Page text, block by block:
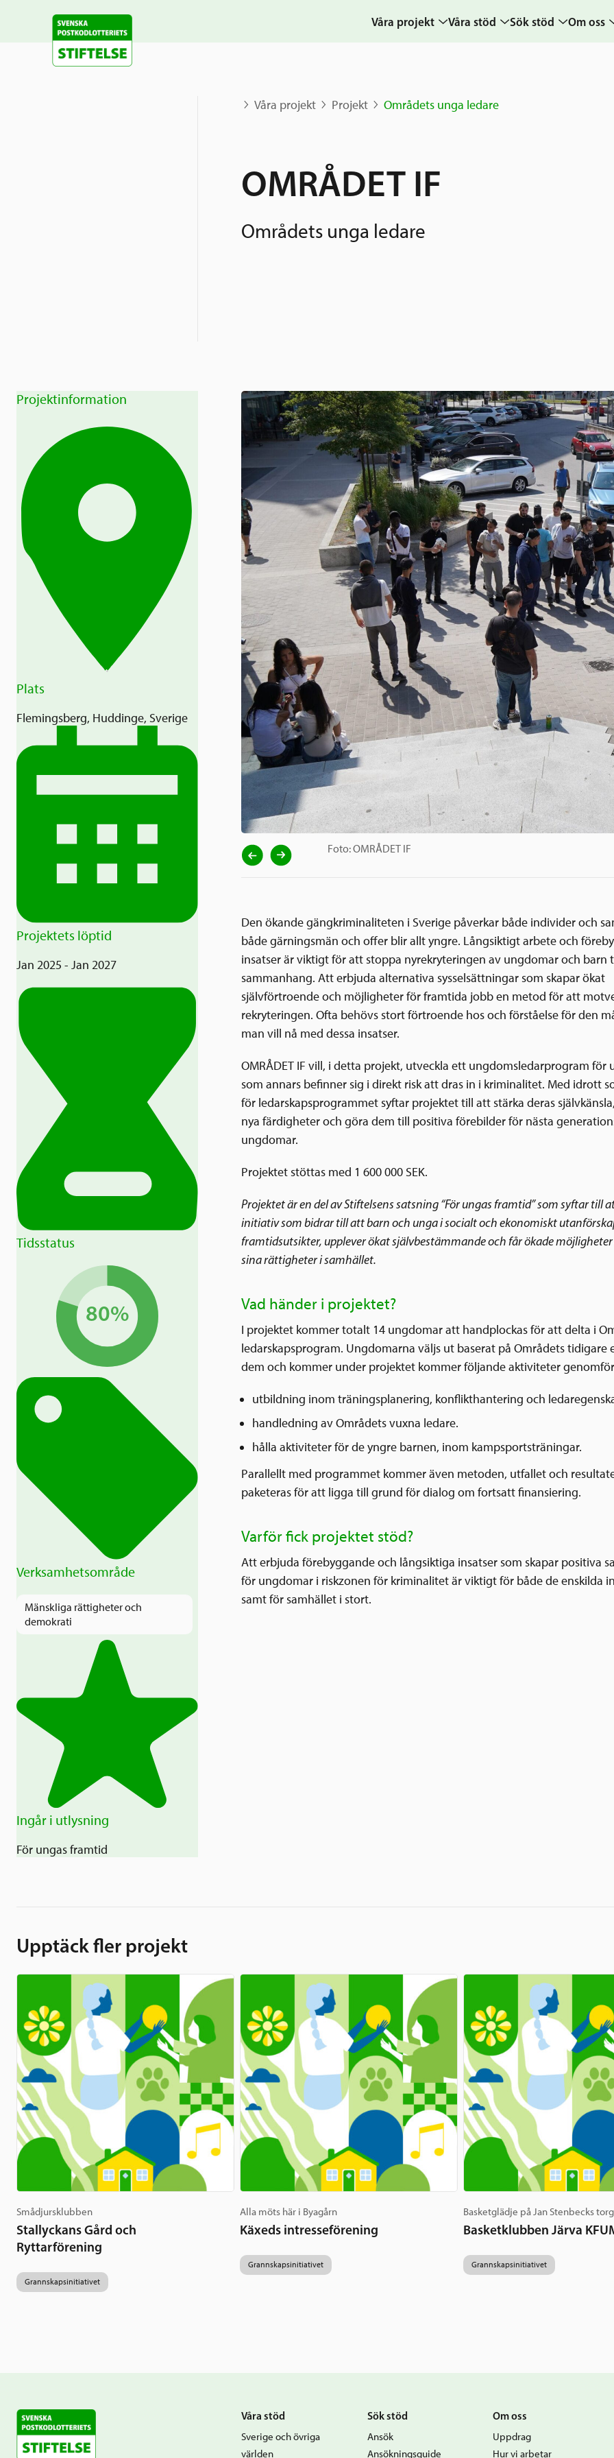
Våra projekt
Karta
Våra stöd
Grannskapsinitiativet
Sök stöd Om oss
Våra projekt Projekt Områdets unga ledare
OMRÅDET IF
Områdets unga ledare
Projektinformation
Plats
Flemingsberg, Huddinge, Sverige
Projektets löptid
Jan 2025 - Jan 2027
Tidsstatus
80%
Verksamhetsområde
Mänskliga rättigheter och
demokrati
Ingår i utlysning
För ungas framtid
Foto: OMRÅDET IF
Den ökande gängkriminaliteten i Sverige påverkar både individer och
både gärningsmän och offer blir allt yngre. Långsiktigt arbete och
insatser är viktigt för att stoppa nyrekryteringen av ungdomar och barn
sammanhang. Att erbjuda alternativa sysselsättningar som skapar ökat
självförtroende och möjligheter för framtida jobb en metod för att
rekryteringen. Ofta behövs stort förtroende hos och förståelse för den
man vill nå med dessa insatser.
OMRÅDET IF vill, i detta projekt, utveckla ett ungdomsledarprogram för
som annars befinner sig i direkt risk att dras in i kriminalitet. Med idrott
för ledarskapsprogrammet syftar projektet till att stärka deras
nya färdigheter och göra dem till positiva förebilder för nästa
ungdomar.
Projektet stöttas med 1 600 000 SEK.
Projektet är en del av Stiftelsens satsning “För ungas framtid” som syftar till
initiativ som bidrar till att barn och unga i socialt och ekonomiskt
framtidsutsikter, upplever ökat självbestämmande och får ökade
sina rättigheter i samhället.
Vad händer i projektet?
I projektet kommer totalt 14 ungdomar att handplockas för att delta i
ledarskapsprogram. Ungdomarna väljs ut baserat på Områdets tidigare
dem och kommer under projektet kommer följande aktiviteter
utbildning inom träningsplanering, konflikthantering och
handledning av Områdets vuxna ledare.
hålla aktiviteter för de yngre barnen, inom kampsportsträningar.
Parallellt med programmet kommer även metoden, utfallet och
paketeras för att ligga till grund för dialog om fortsatt finansiering.
Varför fick projektet stöd?
Att erbjuda förebyggande och långsiktiga insatser som skapar positiva
för ungdomar i riskzonen för kriminalitet är viktigt för både de enskilda
samt för samhället i stort.
Upptäck fler projekt
Smådjursklubben
Stallyckans Gård och
Ryttarförening
Grannskapsinitiativet
Alla möts här i Byagårn
Käxeds intresseförening
Grannskapsinitiativet
Basketglädje på Jan Stenbecks
Basketklubben Järva
Grannskapsinitiativet
Våra stöd
Sverige och övriga
världen
Sök stöd
Ansök
Ansökningsguide
Om oss
Uppdrag
Hur vi arbetar